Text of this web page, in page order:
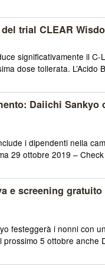
trial CLEAR
significativamente il
dose tollerata. L’Acido
Daiichi Sankyo
i dipendenti nella
29 ottobre 2019 –
e screening
festeggerà i nonni con
5 ottobre anche